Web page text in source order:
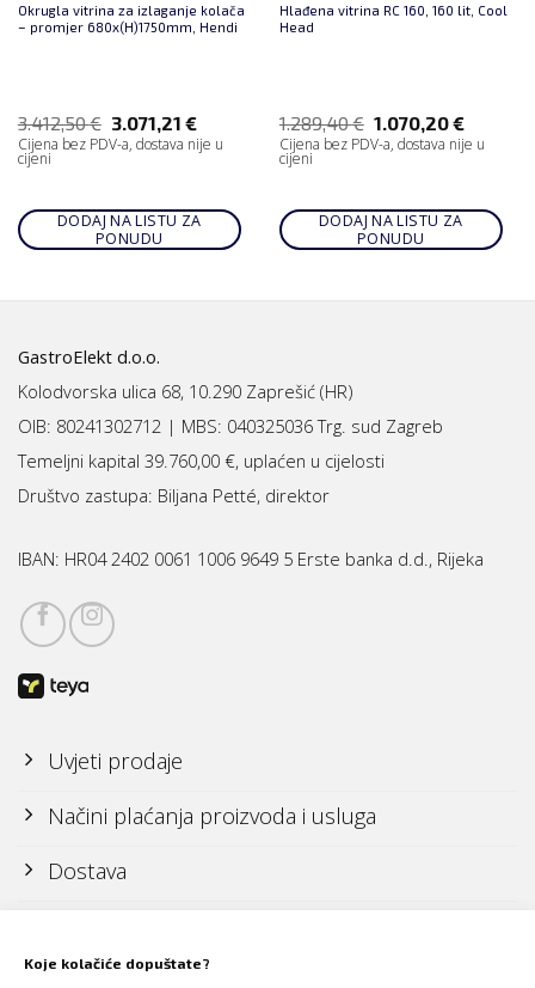
Koje kolačiće dopuštate?
Okrugla vitrina za izlaganje kolača
– promjer 680x(H)1750mm, Hendi
3.412,50€ 3.071,21€
Cijena bez PDV-a, dostava nije u
cijeni
DODAJ NA LISTU ZA
PONUDU
Hlađena vitrina RC 160, 160 lit, Cool
Head
1.289,40€ 1.070,20€
Cijena bez PDV-a, dostava nije u
cijeni
DODAJ NA LISTU ZA
PONUDU
GastroElekt d.o.o.
Kolodvorska ulica 68, 10.290 Zaprešić (HR)
OIB: 80241302712 | MBS: 040325036 Trg. sud Zagreb
Temeljni kapital 39.760,00 €, uplaćen u cijelosti
Društvo zastupa: Biljana Petté, direktor
IBAN: HR04 2402 0061 1006 9649 5 Erste banka d.d., Rijeka
Uvjeti prodaje
Načini plaćanja proizvoda i usluga
Dostava